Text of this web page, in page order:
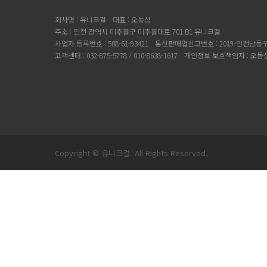
회사명 : 유니크걸
대표 : 오동성
주소 : 인천 광역시 미추홀구 미추홀대로 701 B1 유니크걸
사업자 등록번호 : 508-61-93421
통신판매업신고번호 : 2019-인천남동
고객센터 : 032-875-5778 / 010-8638-1617
개인정보 보호책임자 : 오동
Copyright © 유니크걸. All Rights Reserved.